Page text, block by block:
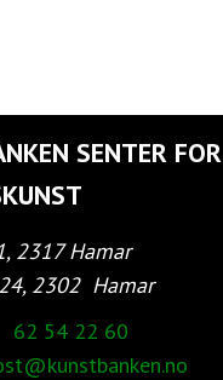
SENTER FOR
2317 Hamar
2302 Hamar
62 54 22 60